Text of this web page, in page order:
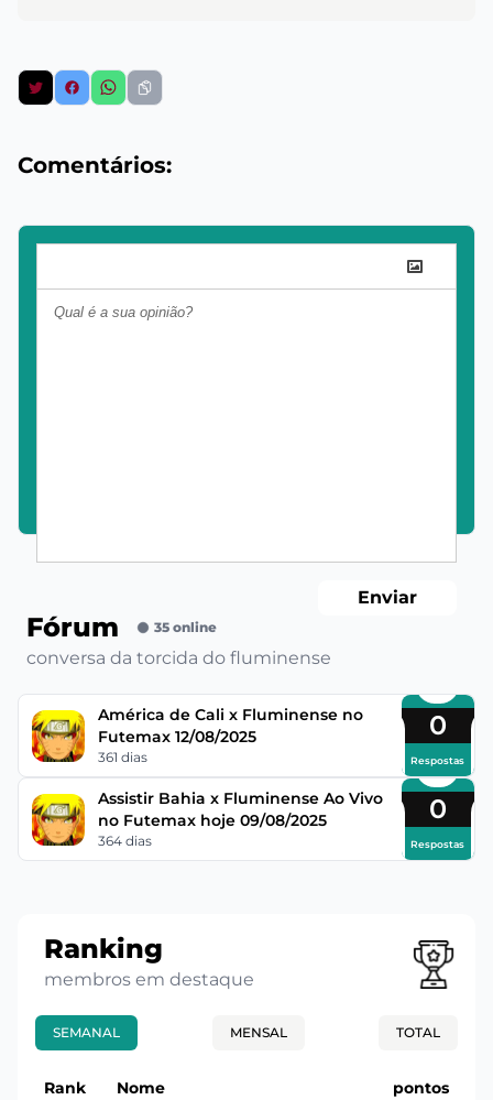
Comentários:
Enviar
Fórum 35 online
conversa da torcida do fluminense
América de Cali x Fluminense no
Futemax 12/08/2025
361 dias
0
Respostas
Assistir Bahia x Fluminense Ao Vivo
no Futemax hoje 09/08/2025
364 dias
0
Respostas
Ranking
membros em destaque
SEMANAL MENSAL TOTAL
Rank Nome pontos